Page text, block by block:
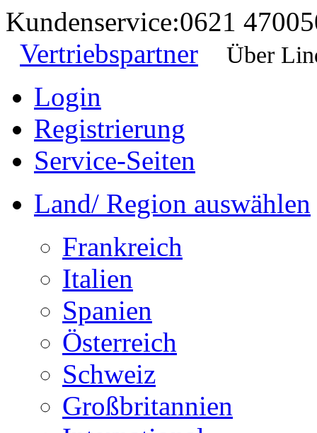
Kundenservice:0621
Vertriebspartner
Über
Login
Registrierung
Service-Seiten
Land/ Region auswählen
Frankreich
Italien
Spanien
Österreich
Schweiz
Großbritannien